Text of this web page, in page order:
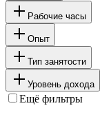
Рабочие часы
Опыт
Тип занятости
Уровень дохода
Ещё фильтры